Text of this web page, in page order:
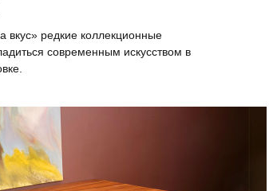
вкус» редкие коллекционные
современным искусством в